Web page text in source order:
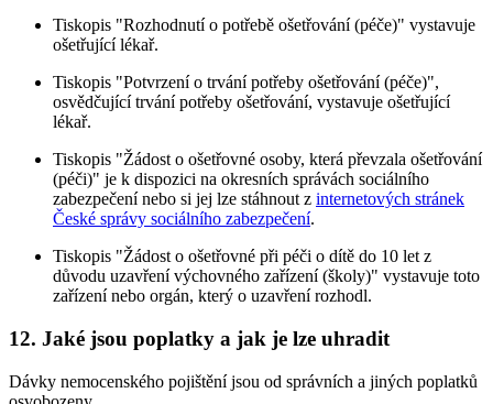
Tiskopis "Rozhodnutí o potřebě ošetřování (péče)" vystavuje
ošetřující lékař.
Tiskopis "Potvrzení o trvání potřeby ošetřování (péče)",
osvědčující trvání potřeby ošetřování, vystavuje ošetřující
lékař.
Tiskopis "Žádost o ošetřovné osoby, která převzala ošetřování
(péči)" je k dispozici na okresních správách sociálního
zabezpečení nebo si jej lze stáhnout z internetových stránek
České správy sociálního zabezpečení.
Tiskopis "Žádost o ošetřovné při péči o dítě do 10 let z
důvodu uzavření výchovného zařízení (školy)" vystavuje toto
zařízení nebo orgán, který o uzavření rozhodl.
12. Jaké jsou poplatky a jak je lze uhradit
Dávky nemocenského pojištění jsou od správních a jiných poplatků